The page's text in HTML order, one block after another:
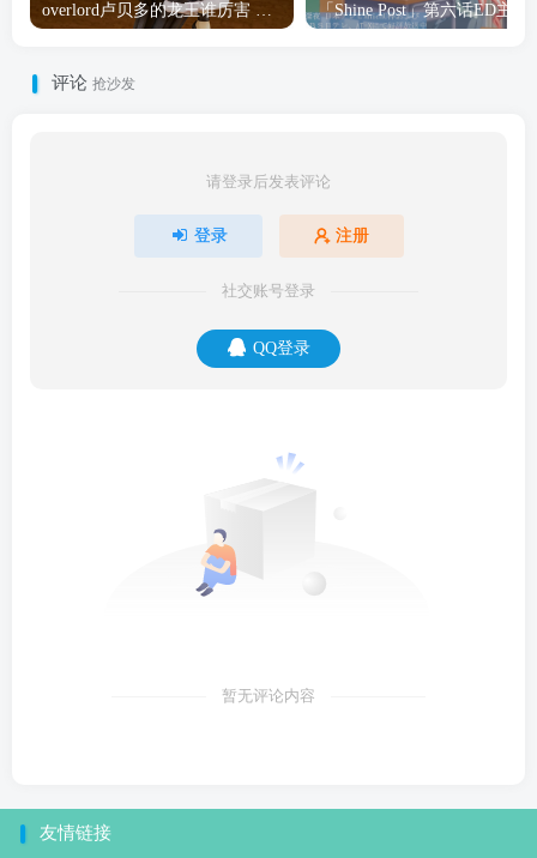
overlord卢贝多的龙王谁厉害 「Overlord」露普斯蕾琪娜·贝塔手办开订
评论 抢沙发
请登录后发表评论
登录 注册
社交账号登录
QQ登录
暂无评论内容
友情链接